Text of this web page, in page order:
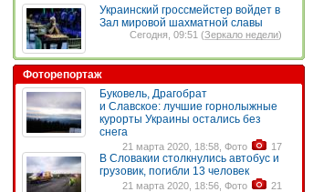
Украинский гроссмейстер войдет в
Зал мировой шахматной славы
Сегодня, 09:51 (Зеркало недели)
Фоторепортаж
Буковель, Драгобрат
и Славское: лучшие горнолыжные
курорты Украины остались без
снега
21 марта 2020, 18:58, Фото 17
В Словакии столкнулись автобус и
грузовик, погибли 13 человек
21 марта 2020, 18:56, Фото 21